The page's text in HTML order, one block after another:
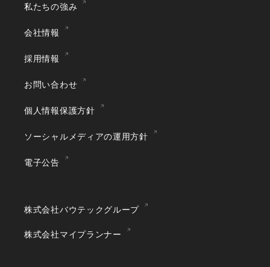
私たちの強み
会社情報
採用情報
お問い合わせ
個人情報保護方針
ソーシャルメディアの運用方針
電子公告
株式会社バウテックグループ
株式会社マイプランナー